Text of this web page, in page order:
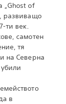
„Ghost of
развиващо
ти век.
самотен
тя
на Северна
в